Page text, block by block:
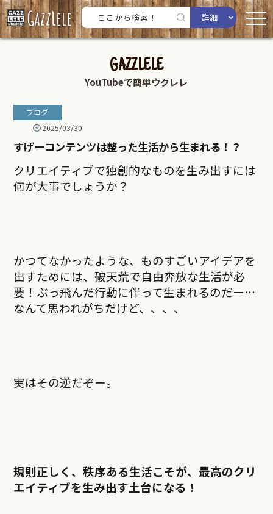
詳細
GAZZLELE
YouTubeで簡単ウクレレ
ブログ
2025/03/30
すげーコンテンツは整った生活から生まれる！？
クリエイティブで独創的なものを生み出すには
何が大事でしょうか？
かつてなかったような、ものすごいアイデアを
出すためには、破天荒で自由奔放な生活が必
要！ぶっ飛んだ行動に伴って生まれるのだー…
なんて思われがちだけど、、、、
実はその逆だぞー。
規則正しく、秩序ある生活こそが、最高のクリ
エイティブを生み出す土台になる！